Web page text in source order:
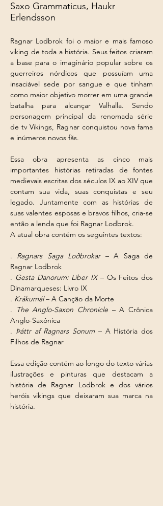
Saxo Grammaticus, Haukr
Erlendsson
Ragnar Lodbrok foi o maior e mais famoso
viking de toda a história. Seus feitos criaram
a base para o imaginário popular sobre os
guerreiros nórdicos que possuíam uma
insaciável sede por sangue e que tinham
como maior objetivo morrer em uma grande
batalha para alcançar Valhalla. Sendo
personagem principal da renomada série
de tv Vikings, Ragnar conquistou nova fama
e inúmeros novos fãs.
Essa obra apresenta as cinco mais
importantes histórias retiradas de fontes
medievais escritas dos séculos IX ao XIV que
contam sua vida, suas conquistas e seu
legado. Juntamente com as histórias de
suas valentes esposas e bravos filhos, cria-se
então a lenda que foi Ragnar Lodbrok.
A atual obra contém os seguintes textos:
. Ragnars Saga Loðbrokar – A Saga de
Ragnar Lodbrok
. Gesta Danorum: Liber IX – Os Feitos dos
Dinamarqueses: Livro IX
. Krákumál – A Canção da Morte
.
The Anglo-Saxon Chronicle – A Crônica
Anglo-Saxônica
. Þáttr af Ragnars Sonum – A História dos
Filhos de Ragnar
Essa edição contém ao longo do texto várias
ilustrações e pinturas que destacam a
história de Ragnar Lodbrok e dos vários
heróis vikings que deixaram sua marca na
história.